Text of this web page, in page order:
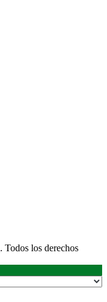
. Todos los derechos